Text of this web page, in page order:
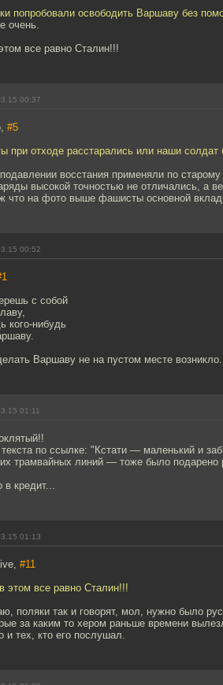
попробовали освободить Варшаву без
очень.
все равно Сталин!!!
00:37
#5
при отходе расстарались или наши солдат
восстания применяли по
высокой точностью не отличались, а
что на фото выше фашисты основной
00:52
с собой
кого-нибудь
Варшаву не на пустом месте возникло.
01:11
текста по ссылке: "Кстати — маленький и
трамвайных линий — тоже было
кредит...
01:13
#11
этом все равно Сталин!!!
поляки так и говорят, мол, нужно было
за каким то хером раньше времени
и тех, кто его послушал.